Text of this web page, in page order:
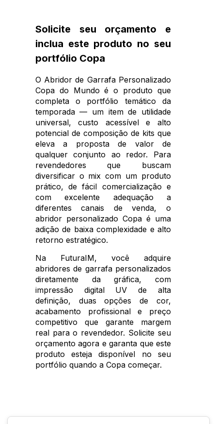
Solicite seu orçamento e
inclua este produto no seu
portfólio Copa
O Abridor de Garrafa Personalizado
Copa do Mundo é o produto que
completa o portfólio temático da
temporada — um item de utilidade
universal, custo acessível e alto
potencial de composição de kits que
eleva a proposta de valor de
qualquer conjunto ao redor. Para
revendedores que buscam
diversificar o mix com um produto
prático, de fácil comercialização e
com excelente adequação a
diferentes canais de venda, o
abridor personalizado Copa é uma
adição de baixa complexidade e alto
retorno estratégico.
Na FuturaIM, você adquire
abridores de garrafa personalizados
diretamente da gráfica, com
impressão digital UV de alta
definição, duas opções de cor,
acabamento profissional e preço
competitivo que garante margem
real para o revendedor. Solicite seu
orçamento agora e garanta que este
produto esteja disponível no seu
portfólio quando a Copa começar.